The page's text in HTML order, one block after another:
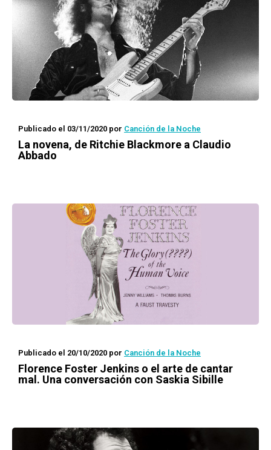
Publicado el 03/11/2020 por Canción de la Noche
La novena, de Ritchie Blackmore a Claudio
Abbado
Publicado el 20/10/2020 por Canción de la Noche
Florence Foster Jenkins o el arte de cantar
mal. Una conversación con Saskia Sibille